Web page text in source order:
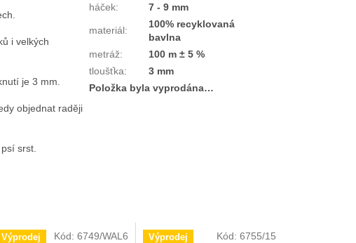
i velkých
je 3 mm.
objednat raději
srst.
háček: 7 - 9 mm
materiál:
100% recyklovaná
bavlna
metráž:
100 m ± 5 %
tloušťka:
3 mm
Položka byla vyprodána…
Výprodej Kód:6749/WAL6 Výprodej Kód: 6755/15